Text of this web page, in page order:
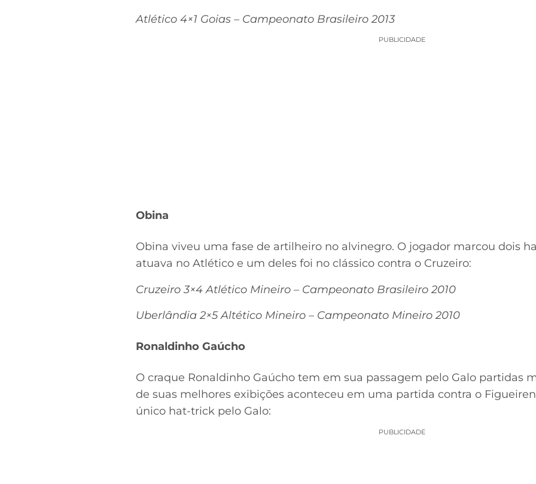
Atlético 4×1 Goias – Campeonato Brasileiro 2013
PUBLICIDADE
Obina
Obina viveu uma fase de artilheiro no alvinegro. O jogador marcou dois
atuava no Atlético e um deles foi no clássico contra o Cruzeiro:
Cruzeiro 3×4 Atlético Mineiro – Campeonato Brasileiro 2010
Uberlândia 2×5 Altético Mineiro – Campeonato Mineiro 2010
Ronaldinho Gaúcho
O craque Ronaldinho Gaúcho tem em sua passagem pelo Galo partidas
de suas melhores exibições aconteceu em uma partida contra o
único hat-trick pelo Galo:
PUBLICIDADE